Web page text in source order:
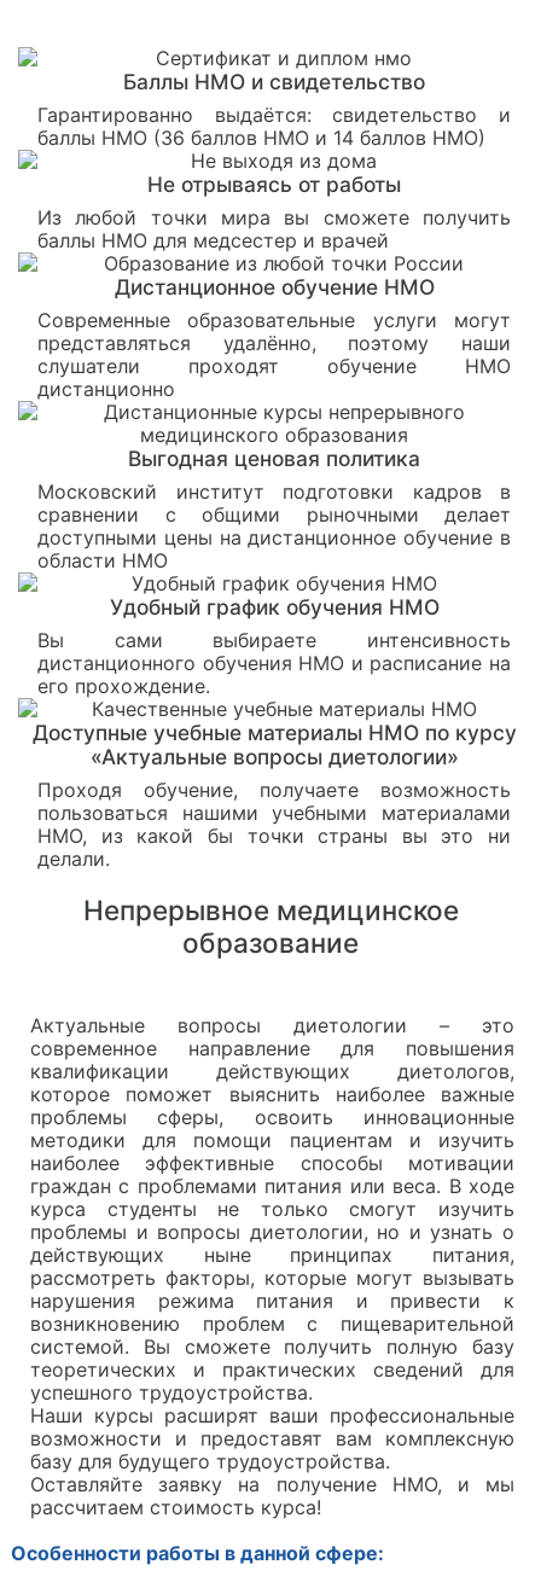
Баллы НМО и свидетельство
Гарантированно выдаётся: свидетельство и
баллы НМО (36 баллов НМО и 14 баллов НМО)
Не отрываясь от работы
Из любой точки мира вы сможете получить
баллы НМО для медсестер и врачей
Дистанционное обучение НМО
Современные образовательные услуги могут
представляться удалённо, поэтому наши
слушатели проходят обучение НМО
дистанционно
Выгодная ценовая политика
Московский институт подготовки кадров в
сравнении с общими рыночными делает
доступными цены на дистанционное обучение в
области НМО
Удобный график обучения НМО
Вы сами выбираете интенсивность
дистанционного обучения НМО и расписание на
его прохождение.
Доступные учебные материалы НМО по курсу
«Актуальные вопросы диетологии»
Проходя обучение, получаете возможность
пользоваться нашими учебными материалами
НМО, из какой бы точки страны вы это ни
делали.
Непрерывное медицинское
образование
Актуальные вопросы диетологии – это
современное направление для повышения
квалификации действующих диетологов,
которое поможет выяснить наиболее важные
проблемы сферы, освоить инновационные
методики для помощи пациентам и изучить
наиболее эффективные способы мотивации
граждан с проблемами питания или веса. В ходе
курса студенты не только смогут изучить
проблемы и вопросы диетологии, но и узнать о
действующих ныне принципах питания,
рассмотреть факторы, которые могут вызывать
нарушения режима питания и привести к
возникновению проблем с пищеварительной
системой. Вы сможете получить полную базу
теоретических и практических сведений для
успешного трудоустройства.
Наши курсы расширят ваши профессиональные
возможности и предоставят вам комплексную
базу для будущего трудоустройства.
Оставляйте заявку на получение НМО, и мы
рассчитаем стоимость курса!
Особенности работы в данной сфере: